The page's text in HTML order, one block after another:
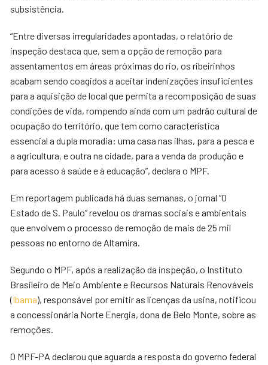
subsistência.
“Entre diversas irregularidades apontadas, o relatório de
inspeção destaca que, sem a opção de remoção para
assentamentos em áreas próximas do rio, os ribeirinhos
acabam sendo coagidos a aceitar indenizações insuficientes
para a aquisição de local que permita a recomposição de suas
condições de vida, rompendo ainda com um padrão cultural de
ocupação do território, que tem como característica
essencial a dupla moradia: uma casa nas ilhas, para a pesca e
a agricultura, e outra na cidade, para a venda da produção e
para acesso à saúde e à educação”, declara o MPF.
Em reportagem publicada há duas semanas, o jornal “O
Estado de S. Paulo” revelou os dramas sociais e ambientais
que envolvem o processo de remoção de mais de 25 mil
pessoas no entorno de Altamira.
Segundo o MPF, após a realização da inspeção, o Instituto
Brasileiro de Meio Ambiente e Recursos Naturais Renováveis
(Ibama), responsável por emitir as licenças da usina, notificou
a concessionária Norte Energia, dona de Belo Monte, sobre as
remoções.
O MPF-PA declarou que aguarda a resposta do governo federal